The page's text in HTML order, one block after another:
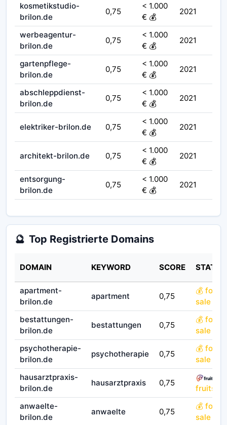
kosmetikstudio-
brilon.de
0,75
< 1.000
€ 💰
2021
werbeagentur-
brilon.de
0,75
< 1.000
€ 💰
2021
gartenpflege-
brilon.de
0,75
< 1.000
€ 💰
2021
abschleppdienst-
brilon.de
0,75
< 1.000
€ 💰
2021
elektriker-brilon.de 0,75
< 1.000
€ 💰
2021
architekt-brilon.de 0,75
< 1.000
€ 💰
2021
entsorgung-
brilon.de
0,75
< 1.000
€ 💰
2021
🔮 Top Registrierte Domains
DOMAIN KEYWORD SCORE STATUS
apartment-
brilon.de
apartment 0,75
💰 for
sale
bestattungen-
brilon.de
bestattungen 0,75
💰 for
sale
psychotherapie-
brilon.de
psychotherapie 0,75
💰 for
sale
hausarztpraxis-
brilon.de
hausarztpraxis 0,75
fruits.co
anwaelte-
brilon.de
anwaelte 0,75
💰 for
sale